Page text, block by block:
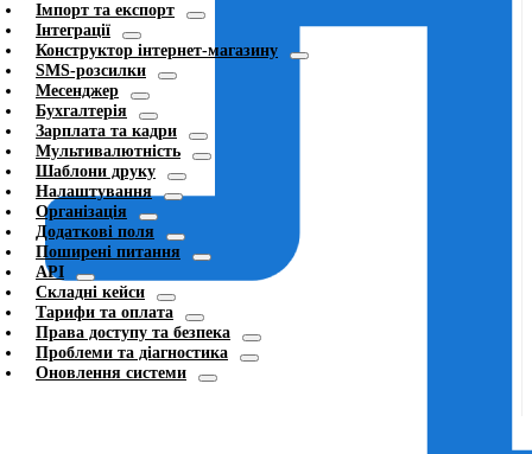
Імпорт та експорт
Інтеграції
Конструктор інтернет-магазину
SMS-розсилки
Месенджер
Бухгалтерія
Зарплата та кадри
Мультивалютність
Шаблони друку
Налаштування
Організація
Додаткові поля
Поширені питання
API
Складні кейси
Тарифи та оплата
Права доступу та безпека
Проблеми та діагностика
Оновлення системи